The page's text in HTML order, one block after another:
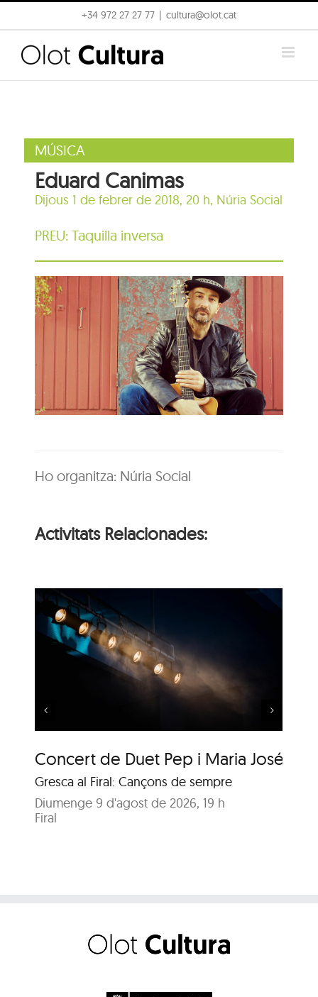
to
content
+34 972 27 27 77 cultura@olot.cat
MÚSICA
Eduard Canimas
Dijous 1 de febrer de 2018, 20 h, Núria Social
PREU: Taquilla inversa
Ho organitza: Núria Social
Activitats Relacionades:
Concert de Duet Pep i Maria José
Gresca al Firal: Cançons de sempre
Diumenge 9 d'agost de 2026, 19 h
Firal
Música al Parc: Liza
Wuyts & Bech